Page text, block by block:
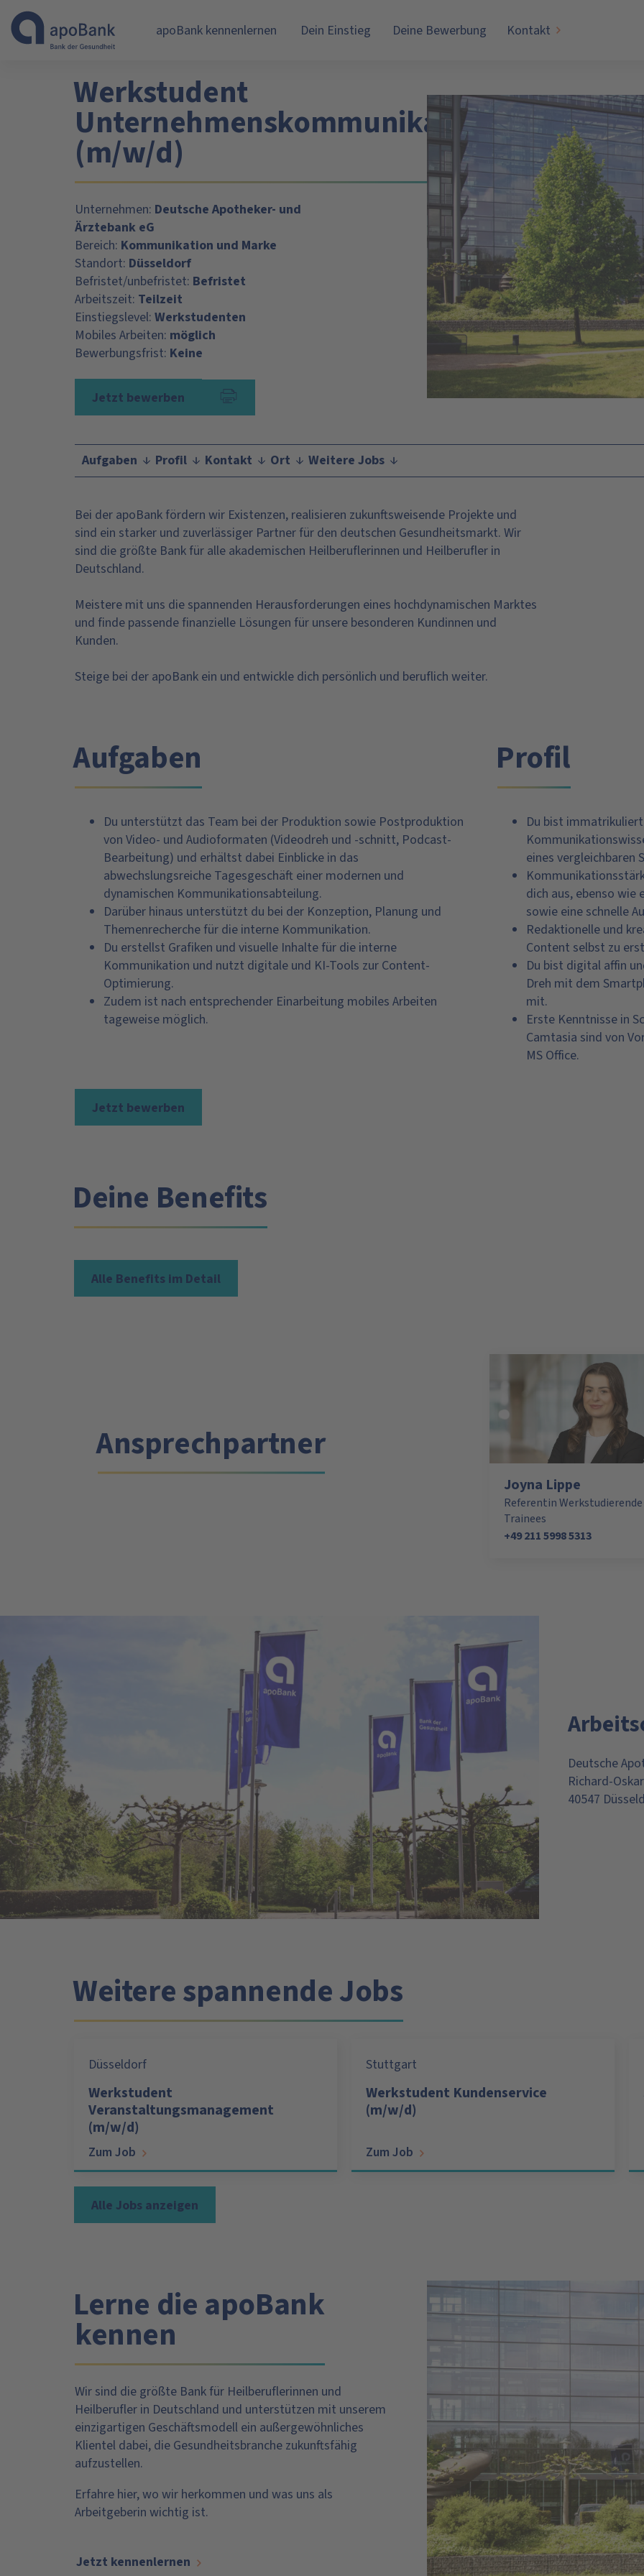
apoBank kennenlernen Dein Einstieg Deine Bewerbung Kontakt
Werkstudent
Unternehmenskommunikation
(m/w/d)
Unternehmen: Deutsche Apotheker- und
Ärztebank eG
Bereich: Kommunikation und Marke
Standort: Düsseldorf
Befristet/unbefristet: Befristet
Arbeitszeit: Teilzeit
Einstiegslevel: Werkstudenten
Mobiles Arbeiten: möglich
Bewerbungsfrist: Keine
Jetzt bewerben
Aufgaben Profil Kontakt Ort Weitere Jobs
Bei der apoBank fördern wir Existenzen, realisieren zukunftsweisende Projekte und
sind ein starker und zuverlässiger Partner für den deutschen Gesundheitsmarkt. Wir
sind die größte Bank für alle akademischen Heilberuflerinnen und Heilberufler in
Deutschland.
Meistere mit uns die spannenden Herausforderungen eines hochdynamischen Marktes
und finde passende finanzielle Lösungen für unsere besonderen Kundinnen und
Kunden.
Steige bei der apoBank ein und entwickle dich persönlich und beruflich weiter.
Aufgaben
Du unterstützt das Team bei der Produktion sowie Postproduktion
von Video- und Audioformaten (Videodreh und -schnitt, Podcast-
Bearbeitung) und erhältst dabei Einblicke in das
abwechslungsreiche Tagesgeschäft einer modernen und
dynamischen Kommunikationsabteilung.
Darüber hinaus unterstützt du bei der Konzeption, Planung und
Themenrecherche für die interne Kommunikation.
Du erstellst Grafiken und visuelle Inhalte für die interne
Kommunikation und nutzt digitale und KI-Tools zur Content-
Optimierung.
Zudem ist nach entsprechender Einarbeitung mobiles Arbeiten
tageweise möglich.
Profil
Du bist
eines vergleichbaren
dich aus, ebenso
sowie eine schnelle
Redaktionelle und
Content selbst zu
Du bist digital affin
Dreh mit dem
mit.
Erste Kenntnisse in
Camtasia sind von
MS Office.
Jetzt bewerben
Deine Benefits
Alle Benefits im Detail
Ansprechpartner
Joyna Lippe
Referentin
Trainees
+49 211 5998 5313
Deutsche
Richard-
40547
Weitere spannende Jobs
Düsseldorf
Werkstudent
Veranstaltungsmanagement
(m/w/d)
Zum Job
Stuttgart
Werkstudent Kundenservice
(m/w/d)
Zum Job
Alle Jobs anzeigen
Lerne die apoBank
kennen
Wir sind die größte Bank für Heilberuflerinnen und
Heilberufler in Deutschland und unterstützen mit unserem
einzigartigen Geschäftsmodell ein außergewöhnliches
Klientel dabei, die Gesundheitsbranche zukunftsfähig
aufzustellen.
Erfahre hier, wo wir herkommen und was uns als
Arbeitgeberin wichtig ist.
Jetzt kennenlernen